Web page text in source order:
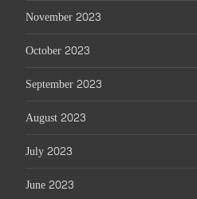
November 2023
October 2023
September 2023
August 2023
July 2023
June 2023